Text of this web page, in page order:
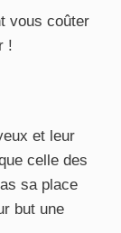
vous coûter
!
et leur
celle des
sa place
but une